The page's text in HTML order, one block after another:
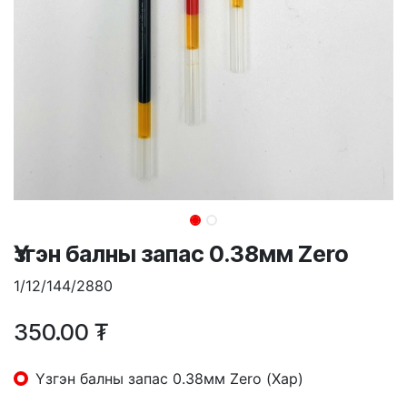
Үзгэн балны запас 0.38мм Zero
1/12/144/2880
350.00 ₮
Үзгэн балны запас 0.38мм Zero (Хар)